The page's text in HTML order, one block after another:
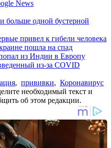
News
больше одной бустерной
привел к гибели человека
пошла на спад
из Индии в Европу
из-за COVID
, прививки, Коронавирус
необходимый текст и
об этом редакции.